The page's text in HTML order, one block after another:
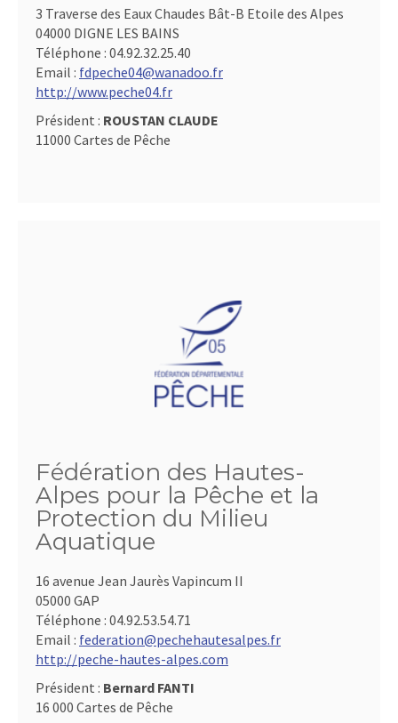
3 Traverse des Eaux Chaudes Bât-B Etoile des Alpes
04000 DIGNE LES BAINS
Téléphone : 04.92.32.25.40
Email : fdpeche04@wanadoo.fr
http://www.peche04.fr
Président : ROUSTAN CLAUDE
11000 Cartes de Pêche
Fédération des Hautes-
Alpes pour la Pêche et la
Protection du Milieu
Aquatique
16 avenue Jean Jaurès Vapincum II
05000 GAP
Téléphone : 04.92.53.54.71
Email : federation@pechehautesalpes.fr
http://peche-hautes-alpes.com
Président : Bernard FANTI
16 000 Cartes de Pêche